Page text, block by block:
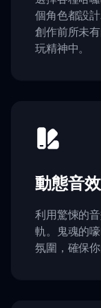
個角色都設
創作前所未
玩精神中。
動態音效
利用驚悚的
軌。鬼魂的
氛圍，確保